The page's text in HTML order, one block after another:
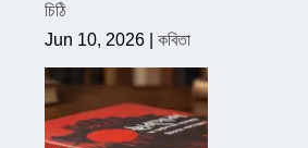
চিঠি
Jun 10, 2026| কবিতা